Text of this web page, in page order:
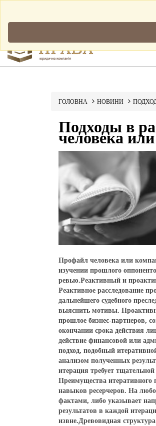
ГОЛОВНА НОВИНИ
Подходы в
человека
Профайл человека или
изучении прошлого
ревью.Реактивный и
Реактивное расследование
дальнейшего судебного
выяснить мотивы.
прошлое бизнес-партнеров,
окончании срока действия
действие финансовой или
подход, подобный
анализом полученных
итерация требует
Преимущества итеративного
навыков ресерчеров. На
фактами, либо указывает
результатов в каждой
извне.Древовидная